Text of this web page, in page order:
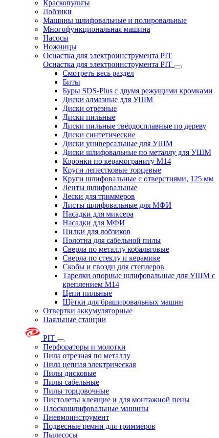
Краскопульты
Лобзики
Машины шлифовальные и полировальные
Многофункциональная машина
Насосы
Ножницы
Оснастка для электроинструмента PIT
Оснастка для электроинструмента PIT
Смотреть весь раздел
Биты
Буры SDS-Plus c двумя режущими кромками
Диски алмазные для УШМ
Диски отрезные
Диски пильные
Диски пильные твёрдосплавные по дереву
Диски синтетические
Диски универсальные для УШМ
Диски шлифовальные по металлу для УШМ
Коронки по керамограниту M14
Круги лепестковые торцевые
Круги шлифовальные с отверстиями, 125 мм
Ленты шлифовальные
Лески для триммеров
Листы шлифовальные для МФИ
Насадки для миксера
Насадки для МФИ
Пилки для лобзиков
Полотна для сабельной пилы
Сверла по металлу кобальтовые
Сверла по стеклу и керамике
Скобы и гвозди для степлеров
Тарелки опорные шлифовальные для УШМ с
креплением М14
Цепи пильные
Щётки для брашировальных машин
Отвертки аккумуляторные
Паяльные станции
PIT
Перфораторы и молотки
Пила отрезная по металлу
Пила цепная электрическая
Пилы дисковые
Пилы сабельные
Пилы торцовочные
Пистолеты клеящие и для монтажной пены
Плоскошлифовальные машины
Пневмоинструмент
Подвесные ремни для триммеров
Пылесосы